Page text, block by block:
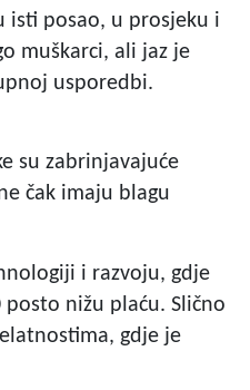
isti posao, u prosjeku i
muškarci, ali jaz je
usporedbi.
su zabrinjavajuće
čak imaju blagu
i razvoju, gdje
nižu plaću. Slično
gdje je